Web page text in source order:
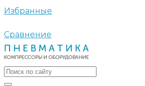
Избранные
Сравнение